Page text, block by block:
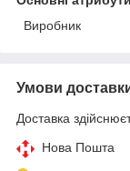
Виробник
Умови
Доставка
Нова Пошта